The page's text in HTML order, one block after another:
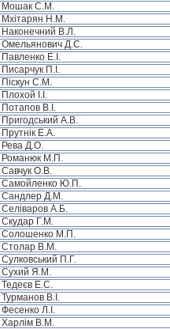
Мошак С.М.
Мхітарян Н.М.
Наконечний В.Л.
Омельянович Д.С.
Павленко Е.І.
Писарчук П.І.
Піскун С.М.
Плохой І.І.
Потапов В.І.
Пригодський А.В.
Прутнік Е.А.
Рева Д.О.
Романюк М.П.
Савчук О.В.
Самойленко Ю.П.
Сандлер Д.М.
Селіваров А.Б.
Скудар Г.М.
Солошенко М.П.
Столар В.М.
Сулковський П.Г.
Сухий Я.М.
Тедеєв Е.С.
Турманов В.І.
Фесенко Л.І.
Харлім В.М.